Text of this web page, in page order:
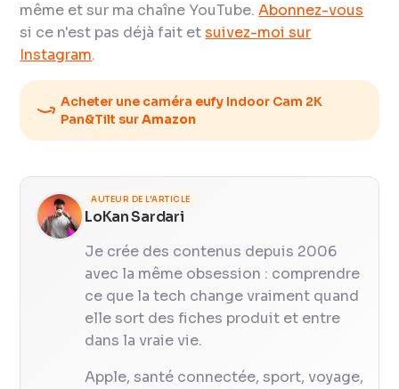
même et sur ma chaîne YouTube.Abonnez-vous
si ce n'est pas déjà fait etsuivez-moi sur
Instagram.
Acheter une caméra eufy Indoor Cam 2K
Pan&Tilt surAmazon
AUTEUR DE L'ARTICLE
LoKan Sardari
Je crée des contenus depuis 2006
avec la même obsession : comprendre
ce que la tech change vraiment quand
elle sort des fiches produit et entre
dans la vraie vie.
Apple, santé connectée, sport, voyage,